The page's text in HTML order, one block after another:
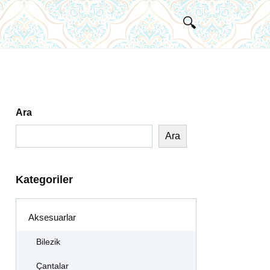
Ara
Ara
Kategoriler
Aksesuarlar
Bilezik
Çantalar